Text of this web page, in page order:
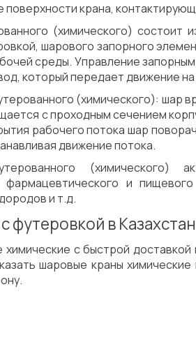
Сертификация
крана,
(химического) состоит
шарового запорного
среды. Управление
который передает движение
(химического): шар
с проходным сечением
рабочего потока шар
движение потока.
(химического)
и пищевого
и т.д.
футеровкой в
с быстрой
шаровые краны